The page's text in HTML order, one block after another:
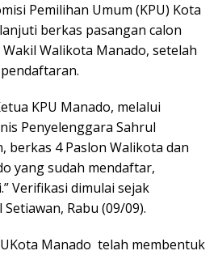
Pemilihan Umum (KPU) Kota
berkas pasangan calon
Walikota Manado, setelah
KPU Manado, melalui
Penyelenggara Sahrul
berkas 4 Paslon Walikota dan
yang sudah mendaftar,
Verifikasi dimulai sejak
Rabu (09/09).
Manado telah membentuk